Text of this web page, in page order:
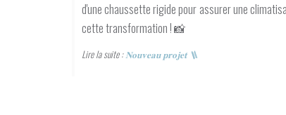
d'une chaussette rigide pour assurer une
cette transformation ! 📸
Lire la suite :𝐍𝐨𝐮𝐯𝐞𝐚𝐮 𝐩𝐫𝐨𝐣𝐞𝐭 🪜